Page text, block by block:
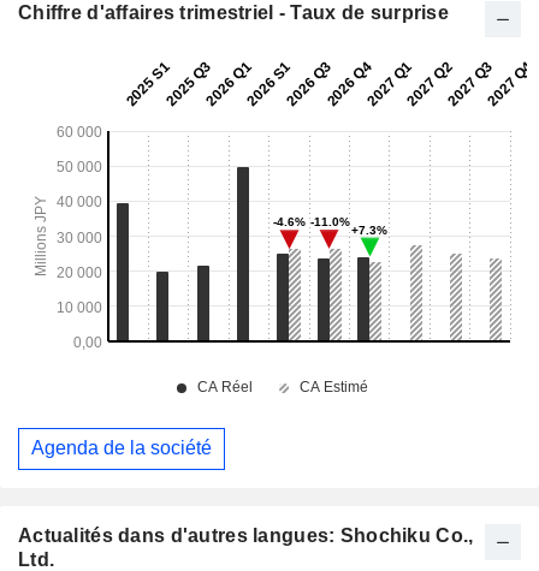
Actualités dans d'autres langues: Shochiku Co.,
Ltd.
Chiffre d'affaires trimestriel - Taux de surprise
Agenda de la société